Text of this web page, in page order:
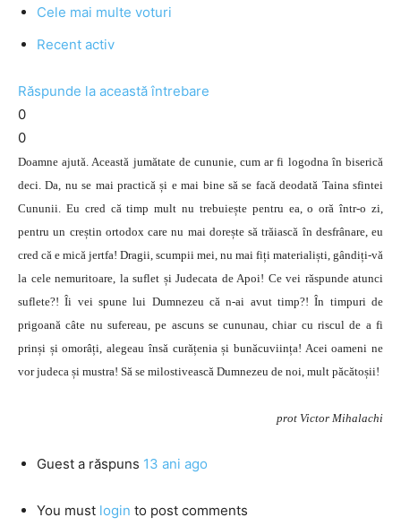
Cele mai multe voturi
Recent activ
Răspunde la această întrebare
0
0
Doamne ajută. Această jumătate de cununie, cum ar fi logodna în biserică
deci. Da, nu se mai practică și e mai bine să se facă deodată Taina sfintei
Cununii. Eu cred că timp mult nu trebuiește pentru ea, o oră într-o zi,
pentru un creștin ortodox care nu mai dorește să trăiască în desfrânare, eu
cred că e mică jertfa! Dragii, scumpii mei, nu mai fiți materialiști, gândiți-vă
la cele nemuritoare, la suflet și Judecata de Apoi! Ce vei răspunde atunci
suflete?! Îi vei spune lui Dumnezeu că n-ai avut timp?! În timpuri de
prigoană câte nu sufereau, pe ascuns se cununau, chiar cu riscul de a fi
prinși și omorâți, alegeau însă curățenia și bunăcuviința! Acei oameni ne
vor judeca și mustra! Să se milostivească Dumnezeu de noi, mult păcătoșii!
prot Victor Mihalachi
Guest a răspuns 13 ani ago
You must login to post comments